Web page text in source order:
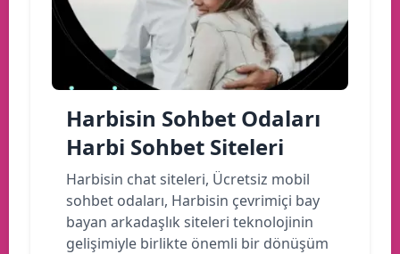
Harbisin Sohbet Odaları
Harbi Sohbet Siteleri
Harbisin chat siteleri, Ücretsiz mobil
sohbet odaları, Harbisin çevrimiçi bay
bayan arkadaşlık siteleri teknolojinin
gelişimiyle birlikte önemli bir dönüşüm